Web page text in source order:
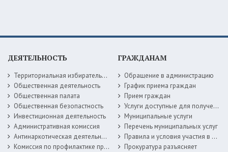
ДЕЯТЕЛЬНОСТЬ
Территориальная избирательная комиссия
Общественная деятельность
Общественная палата
Общественная безопастность
Инвестиционная деятельность
Административная комиссия
Антинаркотическая деятельность
Комиссия по профилактике правонарушений
ГРАЖДАНАМ
Обращение в администрацию
График приема граждан
Прием граждан
Услуги доступные для получения в электронной форме
Муниципальные услуги
Перечень муниципальных услуг
Правила и условия участия в жилищных программах
Прокуратура разъясняет